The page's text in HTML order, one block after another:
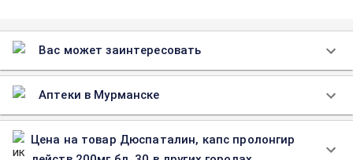
Вас может заинтересовать
Аптеки в Мурманске
Цена на товар Дюспаталин, капс пролонгир